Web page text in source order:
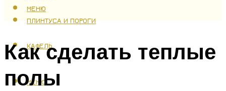
ПЛИНТУСА И ПОРОГИ
КАФЕЛЬ
МЕНЮ
МЕНЮ
Как сделать теплые
полы